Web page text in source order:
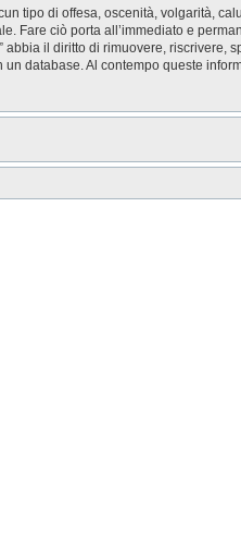
tipo di offesa, oscenità, volgarità,
Fare ciò porta all’immediato e
abbia il diritto di rimuovere,
un database. Al contempo queste